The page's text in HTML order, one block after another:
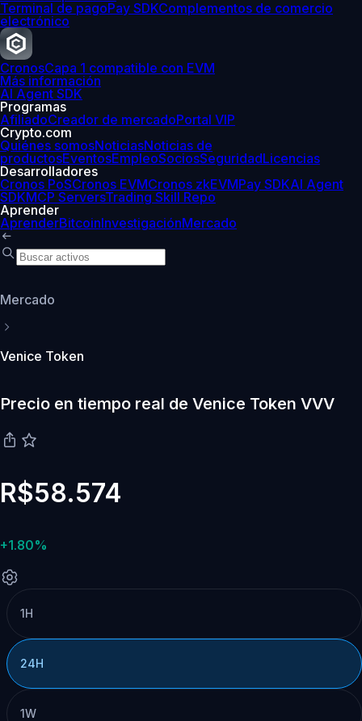
Terminal de pagoPay SDKComplementos de comercio
electrónico
CronosCapa 1 compatible con EVM
Más información
AI Agent SDK
Programas
AfiliadoCreador de mercadoPortal VIP
Crypto.com
Quiénes somosNoticiasNoticias de
productosEventosEmpleoSociosSeguridadLicencias
Desarrolladores
Cronos PoSCronos EVMCronos zkEVMPay SDKAI Agent
SDKMCP ServersTrading Skill Repo
Aprender
AprenderBitcoinInvestigaciónMercado
Mercado
Venice Token
Precio en tiempo real de Venice Token VVV
R$58.574
+1.80%
1H
24H
1W